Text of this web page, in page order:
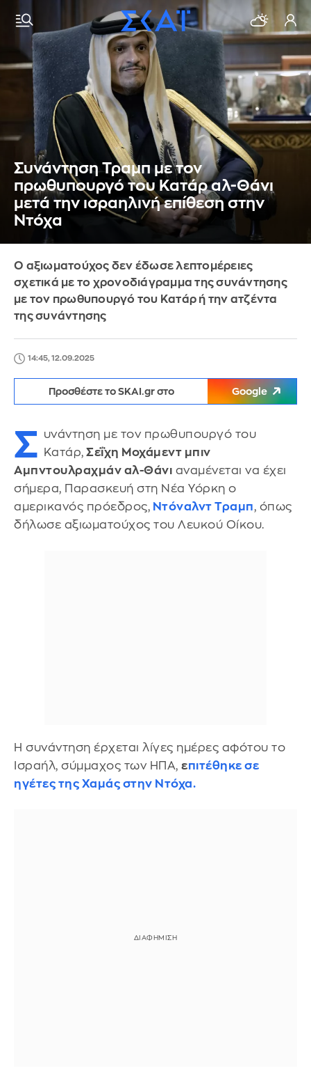
Συνάντηση Τραμπ με τον
πρωθυπουργό του Κατάρ αλ-Θάνι
μετά την ισραηλινή επίθεση στην
Ντόχα
Ο αξιωματούχος δεν έδωσε λεπτομέρειες
σχετικά με το χρονοδιάγραμμα της συνάντησης
με τον πρωθυπουργό του Κατάρ ή την ατζέντα
της συνάντησης
14:45, 12.09.2025
Προσθέστε το SKAI.gr στο Google
Σ υνάντηση με τον πρωθυπουργό του
Κατάρ, Σεΐχη Μοχάμεντ μπιν
Αμπντουλραχμάν αλ-Θάνι αναμένεται να έχει
σήμερα, Παρασκευή στη Νέα Υόρκη ο
αμερικανός πρόεδρος, Ντόναλντ Τραμπ, όπως
δήλωσε αξιωματούχος του Λευκού Οίκου.
Η συνάντηση έρχεται λίγες ημέρες αφότου το
Ισραήλ, σύμμαχος των ΗΠΑ, επιτέθηκε σε
ηγέτες της Χαμάς στην Ντόχα.